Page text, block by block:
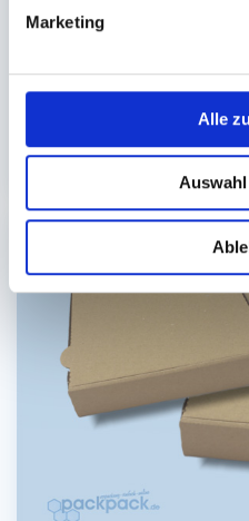
Marketing
Alle
Außerhausverpackungen
Ausführungen und Größen